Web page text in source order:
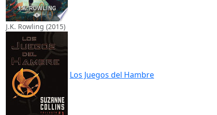
J.K. Rowling (2015)
Los Juegos del Hambre